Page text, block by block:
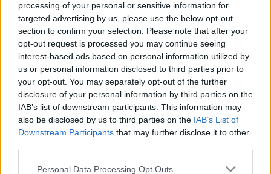
processing of your personal or sensitive information for
targeted advertising by us, please use the below opt-out
section to confirm your selection. Please note that after your
opt-out request is processed you may continue seeing
interest-based ads based on personal information utilized by
us or personal information disclosed to third parties prior to
your opt-out. You may separately opt-out of the further
disclosure of your personal information by third parties on the
IAB’s list of downstream participants. This information may
also be disclosed by us to third parties on the IAB’s List of
Downstream Participants that may further disclose it to other
Please note that this website/app uses one or more Google
Personal Data Processing Opt Outs
Dénes a torzított látványt esztétikai és szellemi
lehetőségeire. Módszere is a kor vívmányaiból fakadnak,
hiszen napjainkban igen jellemzően, ő is fotó után fest. Az
eljárás népszerűsége abban rejlik, hogy a fotó alapján való
festés, nem csak a festői gyakorlatot egyszerűsíti le. A
fénykép, mint egyfajta szűrő közbeiktatása, a látvány és a
művész - illetve a néző - személye közé bizonyos
elidegenítést, távolságtartást eredményez. Ez a távolabbra